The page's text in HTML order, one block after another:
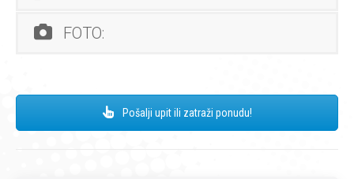
FOTO:
Pošalji upit ili zatraži ponudu!